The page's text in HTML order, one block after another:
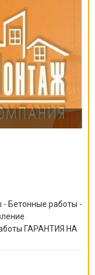
Бетонные работы -
ГАРАНТИЯ НА